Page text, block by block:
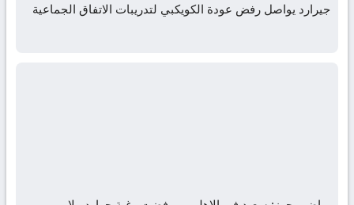
جيرارد يواصل رفض عودة الكويكبي لتدريبات الاتفاق الجماعية